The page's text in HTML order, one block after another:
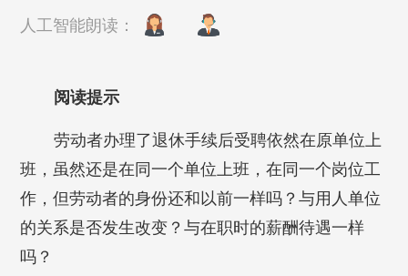
人工智能朗读：
阅读提示
劳动者办理了退休手续后受聘依然在原单位上
班，虽然还是在同一个单位上班，在同一个岗位工
作，但劳动者的身份还和以前一样吗？与用人单位
的关系是否发生改变？与在职时的薪酬待遇一样
吗？